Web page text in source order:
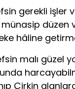
gerekli işler
düzen
hâline ge­
malı güzel
Çirkin